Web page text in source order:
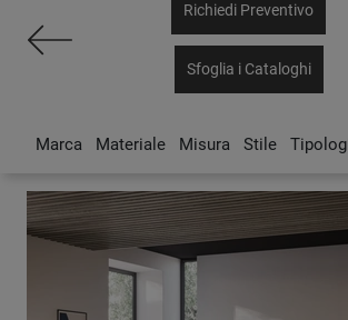
Richiedi Preventivo
Sfoglia i Cataloghi
Marca Materiale Misura Stile